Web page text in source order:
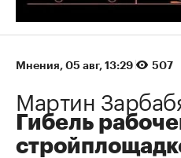
Мнения⁠, 05 авг, 13:29 507
Мартин
Гибель